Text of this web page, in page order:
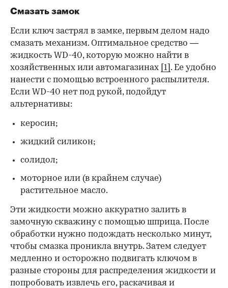
Смазать замок
Если ключ застрял в замке, первым делом надо
смазать механизм. Оптимальное средство —
жидкость WD-40, которую можно найти в
хозяйственных или автомагазинах [1] . Ее удобно
нанести с помощью встроенного распылителя.
Если WD-40 нет под рукой, подойдут
альтернативы:
керосин;
жидкий силикон;
солидол;
моторное или (в крайнем случае)
растительное масло.
Эти жидкости можно аккуратно залить в
замочную скважину с помощью шприца. После
обработки нужно подождать несколько минут,
чтобы смазка проникла внутрь. Затем следует
медленно и осторожно подвигать ключом в
разные стороны для распределения жидкости и
попробовать извлечь его, раскачивая и